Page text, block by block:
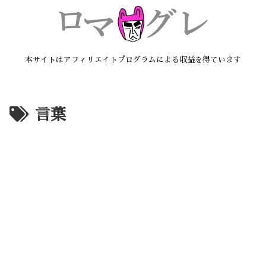
本サイトはアフィリエイトプログラムによる収益を得ています
言葉